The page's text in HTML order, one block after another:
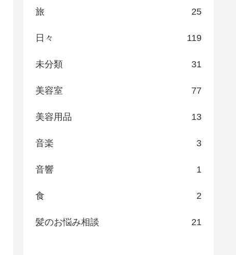
旅 25
日々 119
未分類 31
美容室 77
美容用品 13
音楽 3
音響 1
食 2
髪のお悩み相談 21